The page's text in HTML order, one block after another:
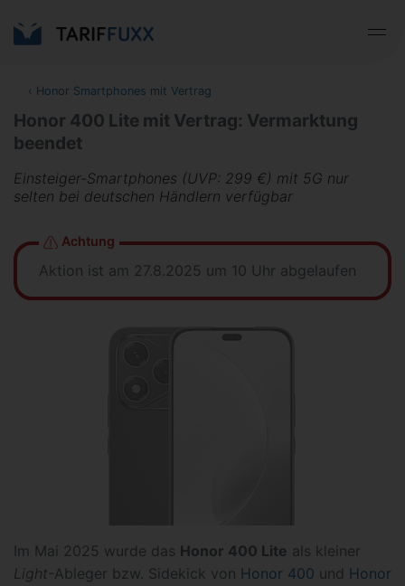
‹ Honor Smartphones mit Vertrag
Honor 400 Lite mit Vertrag: Vermarktung
beendet
Einsteiger-Smartphones (UVP: 299 €) mit 5G nur
selten bei deutschen Händlern verfügbar
Achtung
Aktion ist am 27.8.2025 um 10 Uhr abgelaufen
Im Mai 2025 wurde das Honor 400 Lite als kleiner
Light -Ableger bzw. Sidekick von Honor 400 und Honor